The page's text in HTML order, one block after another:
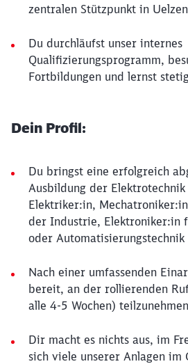
zentralen Stützpunkt in Uelzen
Du durchläufst unser internes
Qualifizierungsprogramm,
Fortbildungen und lernst
Dein Profil:
Du bringst eine erfolgreich
Ausbildung der
Elektriker:in,
der Industrie, Elektroniker:in
oder Automatisierungstechnik
Nach einer umfassenden
bereit, an der rollierenden
alle 4-5 Wochen) teilzunehmen
Dir macht es nichts aus, im
sich viele unserer Anlagen im